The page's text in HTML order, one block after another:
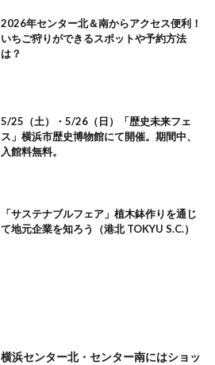
2026年センター北＆南からアクセス便利！
いちご狩りができるスポットや予約方法
は？
5/25（土）・5/26（日）「歴史未来フェ
ス」横浜市歴史博物館にて開催。期間中、
入館料無料。
「サステナブルフェア」植木鉢作りを通じ
て地元企業を知ろう（港北 TOKYU S.C.）
横浜センター北・センター南にはショッ